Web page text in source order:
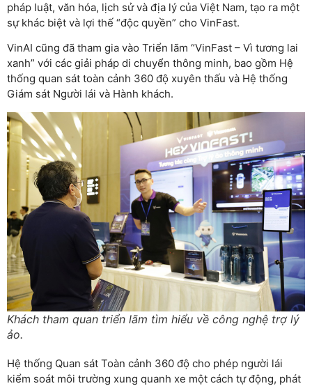
pháp luật, văn hóa, lịch sử và địa lý của Việt Nam, tạo ra một
sự khác biệt và lợi thế “độc quyền” cho VinFast.
VinAI cũng đã tham gia vào Triển lãm “VinFast – Vì tương lai
xanh” với các giải pháp di chuyển thông minh, bao gồm Hệ
thống quan sát toàn cảnh 360 độ xuyên thấu và Hệ thống
Giám sát Người lái và Hành khách.
Khách tham quan triển lãm tìm hiểu về công nghệ trợ lý
ảo.
Hệ thống Quan sát Toàn cảnh 360 độ cho phép người lái
kiểm soát môi trường xung quanh xe một cách tự động, phát